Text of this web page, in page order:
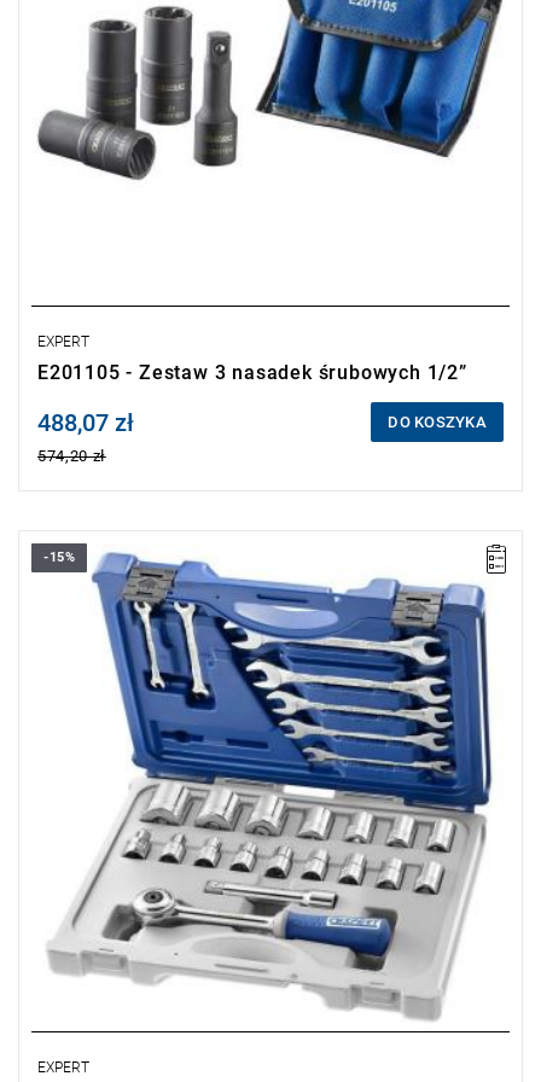
- Nasadka udarowa 1/2” 19 mm
- Nasadka udarowa 1/2” 21 mm
- Łącznik 1/2” do nasadek.
• Opakowanie: saszetka.
EXPERT
E201105 - Zestaw 3 nasadek śrubowych 1/2”
Price tax included
488,07 zł
574,20 zł
DO KOSZYKA
• Elementów: 25
• Waga 3,9 kg
• Nasadki 1/2" 6-kątne: 8-9-10-11-12-13-14-16-17-18-19-21-
24-27-30-32 mm.
• Klucze płaskie metryczne: 6x7 - 8x9 - 10x11 - 12x13 - 14x15 -
16x17 - 18x19 mm.
• 1 grzechotka 1/2" z główką okrągłą.
• 1 przedłużacz 1/2": 130 mm.
-15%
EXPERT